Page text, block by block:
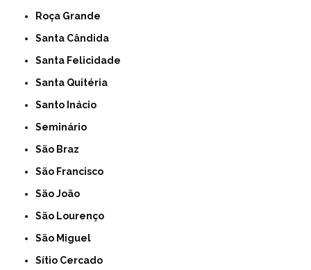
Roça Grande
Santa Cândida
Santa Felicidade
Santa Quitéria
Santo Inácio
Seminário
São Braz
São Francisco
São João
São Lourenço
São Miguel
Sítio Cercado